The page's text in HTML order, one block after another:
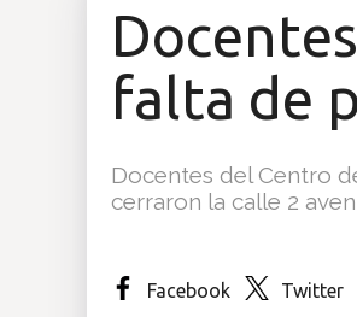
falta de
Docentes del Centro
cerraron la calle 2
Facebook Twitter